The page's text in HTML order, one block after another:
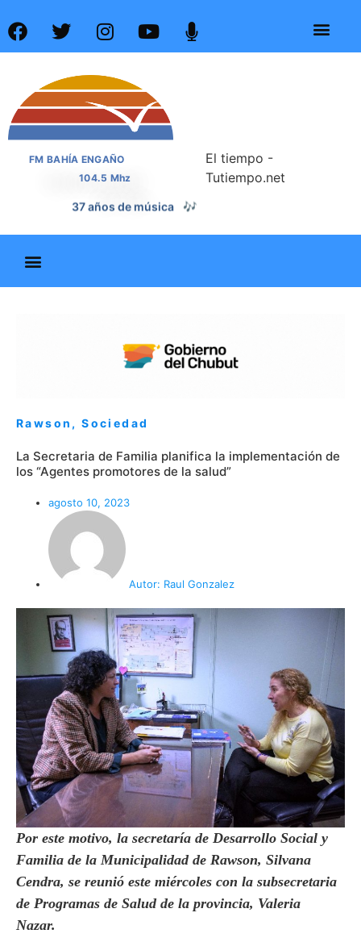
FM BAHÍA ENGAÑO
104.5 Mhz
37 años de noticias 📰
El tiempo -
Tutiempo.net
Rawson ,Sociedad
La Secretaria de Familia planifica la implementación de
los “Agentes promotores de la salud”
agosto 10, 2023
Autor: Raul Gonzalez
Por este motivo, la secretaría de Desarrollo Social y
Familia de la Municipalidad de Rawson, Silvana
Cendra, se reunió este miércoles con la subsecretaria
de Programas de Salud de la provincia, Valeria
Nazar.